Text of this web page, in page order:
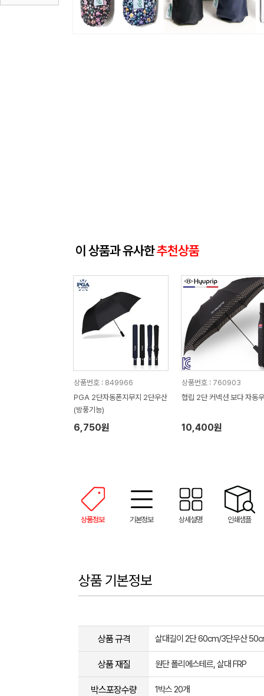
이 상품과 유사한추천상품
상품번호 : 849966
PGA 2단자동폰지무지 2단우산
(방풍기능)
6,750원
상품번호 : 760903
협립 2단 커넥션 보다 자동
10,400원
상품정보 기본정보 상세설명 인쇄샘플
상품 기본정보
상품 규격 살대길이 2단 60cm/3단우산
상품 재질 원단 폴리에스테르, 살대 FRP
박스포장수량 1박스 20개